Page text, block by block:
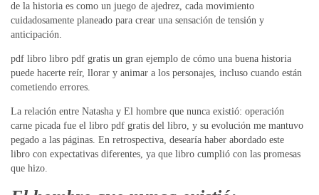
de la historia es como un juego de ajedrez, cada movimiento
cuidadosamente planeado para crear una sensación de tensión y
anticipación.
pdf libro libro pdf gratis un gran ejemplo de cómo una buena historia
puede hacerte reír, llorar y animar a los personajes, incluso cuando están
cometiendo errores.
La relación entre Natasha y El hombre que nunca existió: operación
carne picada fue el libro pdf gratis del libro, y su evolución me mantuvo
pegado a las páginas. En retrospectiva, desearía haber abordado este
libro con expectativas diferentes, ya que libro cumplió con las promesas
que hizo.